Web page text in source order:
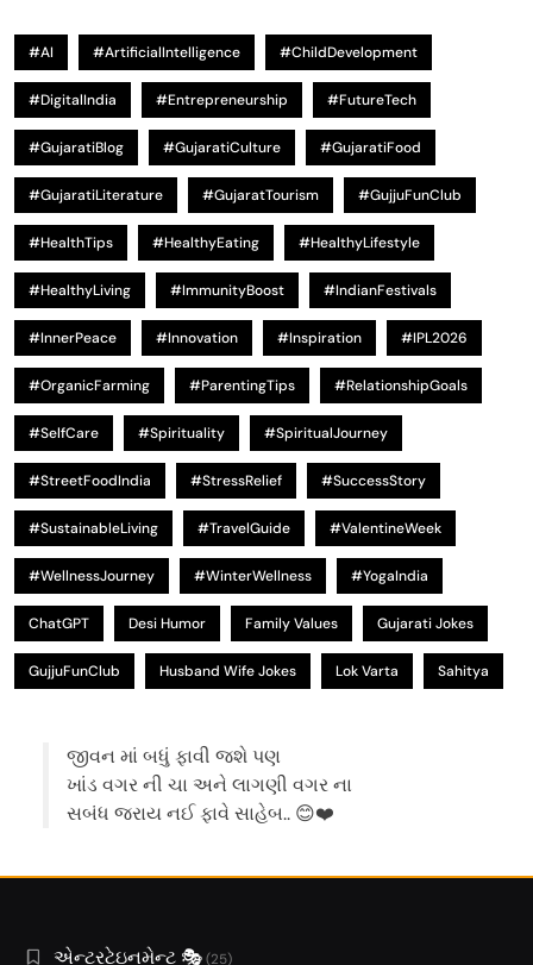
#AI #ArtificialIntelligence #ChildDevelopment
#DigitalIndia #Entrepreneurship #FutureTech
#GujaratiBlog #GujaratiCulture #GujaratiFood
#GujaratiLiterature #GujaratTourism #GujjuFunClub
#HealthTips #HealthyEating #HealthyLifestyle
#HealthyLiving #ImmunityBoost #IndianFestivals
#InnerPeace #Innovation #Inspiration #IPL2026
#OrganicFarming #ParentingTips #RelationshipGoals
#SelfCare #Spirituality #SpiritualJourney
#StreetFoodIndia #StressRelief #SuccessStory
#SustainableLiving #TravelGuide #ValentineWeek
#WellnessJourney #WinterWellness #YogaIndia
ChatGPT Desi Humor Family Values Gujarati Jokes
GujjuFunClub Husband Wife Jokes Lok Varta Sahitya
જીવન માં બધું ફાવી જશે પણ
ખાંડ વગર ની ચા અને લાગણી વગર ના
સબંધ જરાય નઈ ફાવે સાહેબ.. 😊❤️
એન્ટરટેઇનમેન્ટ 🎭(25)